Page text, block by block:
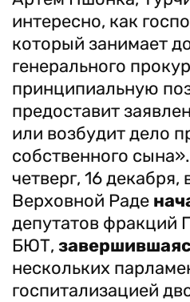
интересно, как
который занимает
генерального
принципиальную
предоставит
или возбудит дело
собственного
четверг, 16 декабря,
Верховной Раде
депутатов фракций
БЮТ,
нескольких
госпитализацией